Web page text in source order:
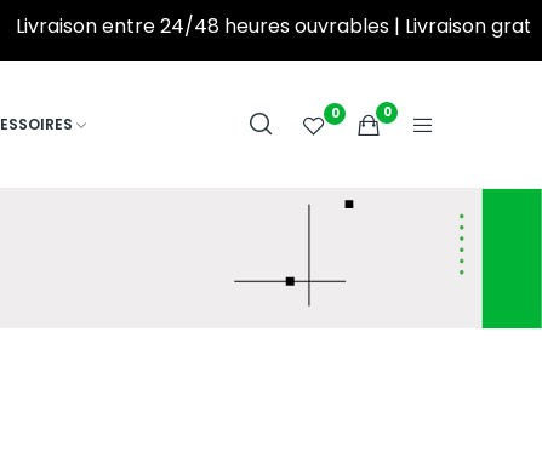
entre 24/48 heures ouvrables | Livraison gratuite à
0 0